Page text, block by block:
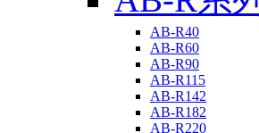
AB-R40
AB-R60
AB-R90
AB-R115
AB-R142
AB-R182
AB-R220